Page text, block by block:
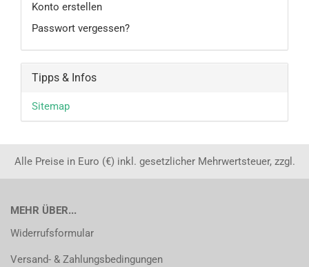
Konto erstellen
Passwort vergessen?
Tipps & Infos
Sitemap
Alle Preise in Euro (€) inkl. gesetzlicher Mehrwertsteuer, zzgl.
MEHR ÜBER...
Widerrufsformular
Versand- & Zahlungsbedingungen